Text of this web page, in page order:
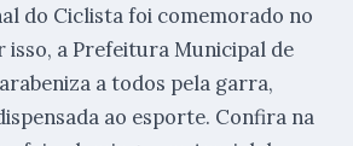
do Ciclista foi comemorado no
isso, a Prefeitura Municipal de
a todos pela garra,
ao esporte. Confira na